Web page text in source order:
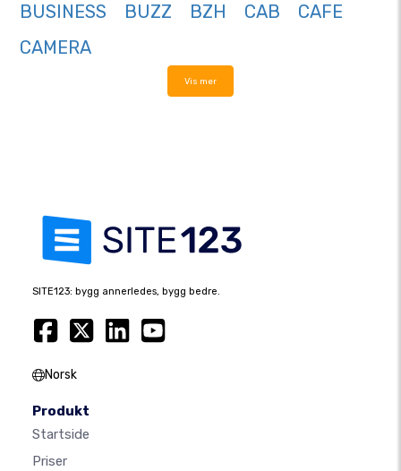
BUSINESS
BUZZ BZH CAB
CAFE
CAMERA
Vis mer
SITE123: bygg annerledes, bygg bedre.
Norsk
Produkt
Startside
Priser